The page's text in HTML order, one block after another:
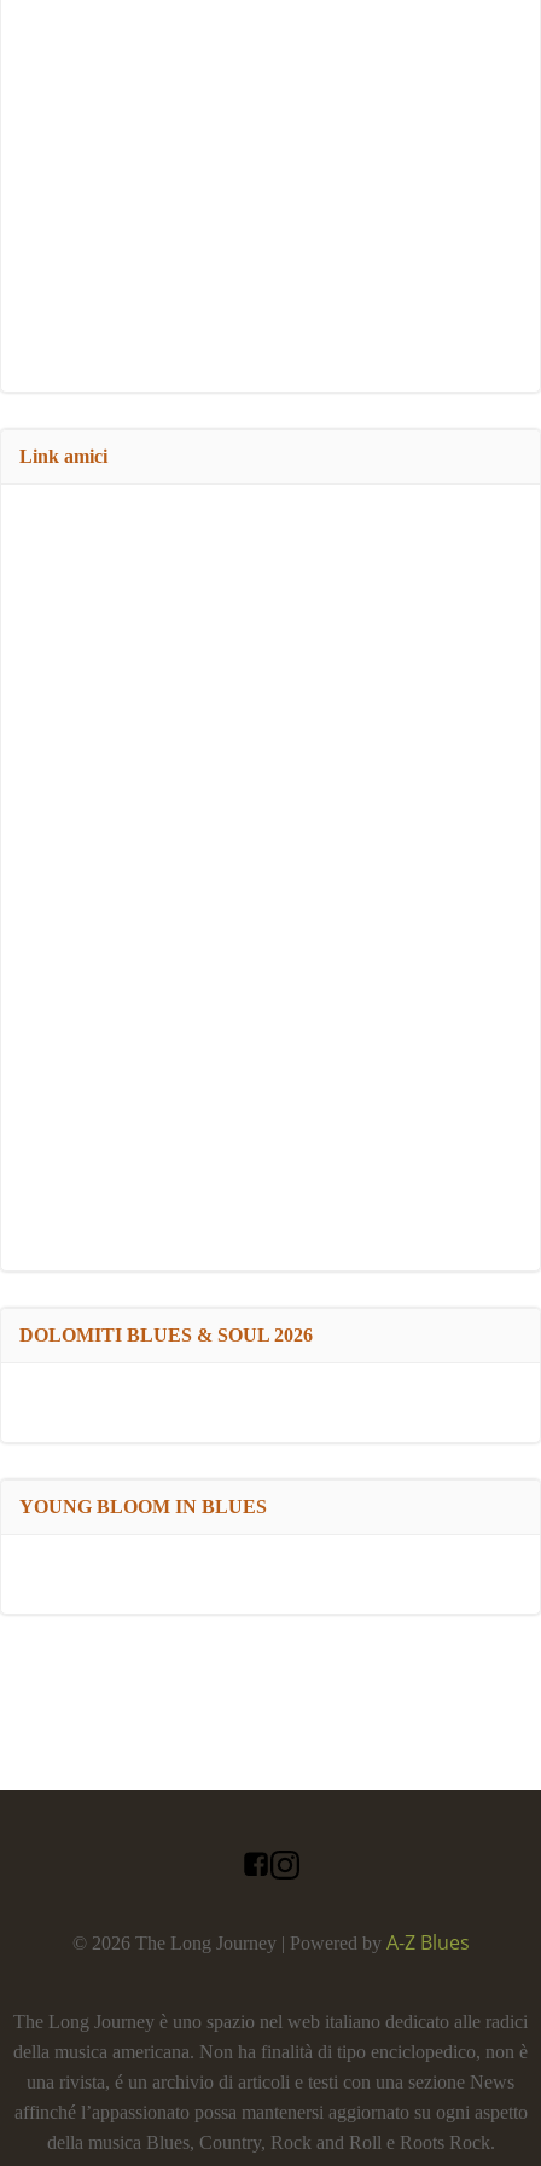
Link amici
DOLOMITI BLUES & SOUL 2026
YOUNG BLOOM IN BLUES
© 2026 The Long Journey | Powered by A-Z Blues
The Long Journey è uno spazio nel web italiano dedicato alle radici
della musica americana. Non ha finalità di tipo enciclopedico, non è
una rivista, é un archivio di articoli e testi con una sezione News
affinché l’appassionato possa mantenersi aggiornato su ogni aspetto
della musica Blues, Country, Rock and Roll e Roots Rock.